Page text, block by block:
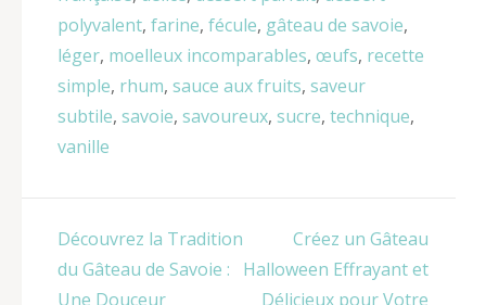
polyvalent, farine, fécule, gâteau de savoie,
léger, moelleux incomparables, œufs, recette
simple, rhum, sauce aux fruits, saveur
subtile, savoie, savoureux, sucre, technique,
vanille
Navigation
de
l’article
Découvrez la Tradition
du Gâteau de Savoie :
Une Douceur
Créez un Gâteau
Halloween Effrayant et
Délicieux pour Votre